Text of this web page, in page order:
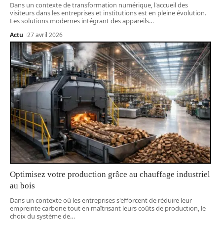
Dans un contexte de transformation numérique, l'accueil des
visiteurs dans les entreprises et institutions est en pleine évolution.
Les solutions modernes intégrant des appareils…
Actu 27 avril 2026
Optimisez votre production grâce au chauffage industriel
au bois
Dans un contexte où les entreprises s'efforcent de réduire leur
empreinte carbone tout en maîtrisant leurs coûts de production, le
choix du système de…